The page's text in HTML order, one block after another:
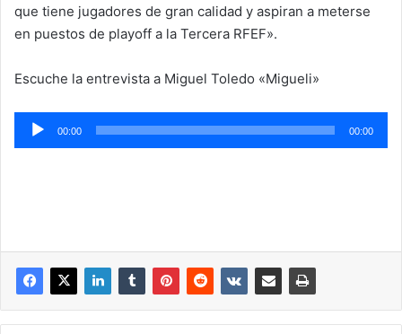
que tiene jugadores de gran calidad y aspiran a meterse
en puestos de playoff a la Tercera RFEF».
Escuche la entrevista a Miguel Toledo «Migueli»
Reproductor
de
00:00 00:00